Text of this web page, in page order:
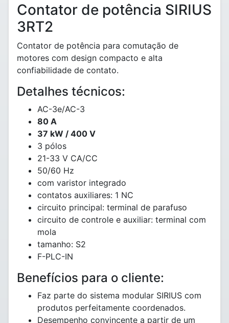
Contator de potência SIRIUS
3RT2
Contator de potência para comutação de
motores com design compacto e alta
confiabilidade de contato.
Detalhes técnicos:
AC-3e/AC-3
80 A
37 kW / 400 V
3 pólos
21-33 V CA/CC
50/60 Hz
com varistor integrado
contatos auxiliares: 1 NC
circuito principal: terminal de parafuso
circuito de controle e auxiliar: terminal com
mola
tamanho: S2
F-PLC-IN
Benefícios para o cliente:
Faz parte do sistema modular SIRIUS com
produtos perfeitamente coordenados.
Desempenho convincente a partir de um